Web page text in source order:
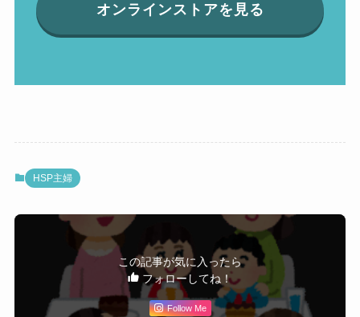
オンラインストアを見る
HSP主婦
この記事が気に入ったら
フォローしてね！
Follow Me